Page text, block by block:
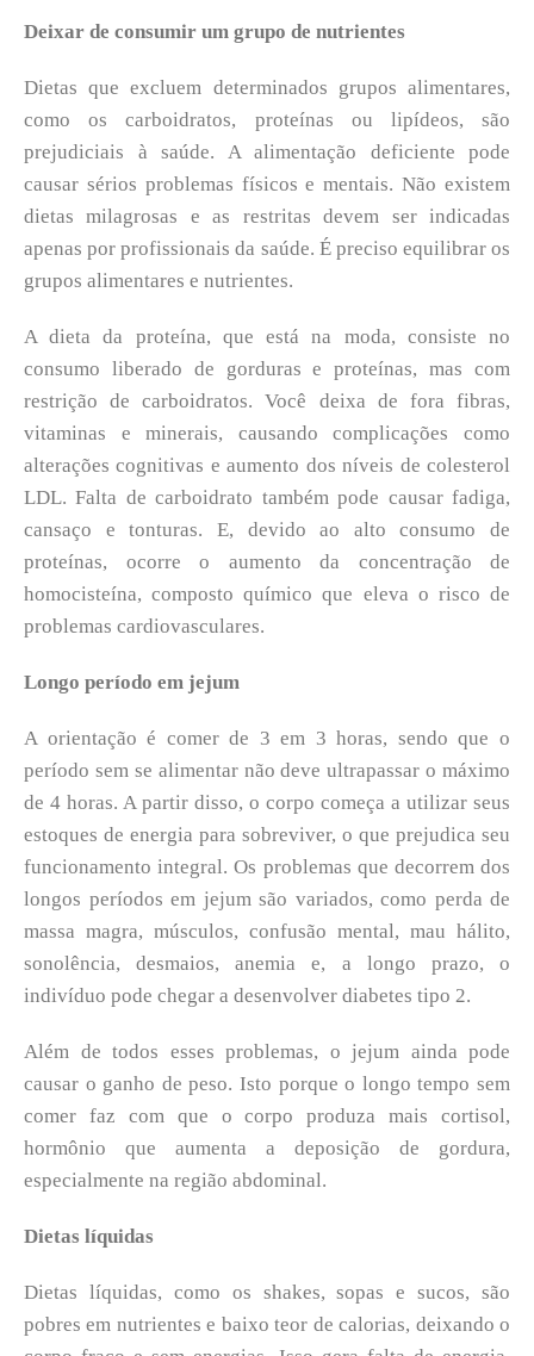
Deixar de consumir um grupo de nutrientes
Dietas que excluem determinados grupos alimentares,
como os carboidratos, proteínas ou lipídeos, são
prejudiciais à saúde. A alimentação deficiente pode
causar sérios problemas físicos e mentais. Não existem
dietas milagrosas e as restritas devem ser indicadas
apenas por profissionais da saúde. É preciso equilibrar os
grupos alimentares e nutrientes.
A dieta da proteína, que está na moda, consiste no
consumo liberado de gorduras e proteínas, mas com
restrição de carboidratos. Você deixa de fora fibras,
vitaminas e minerais, causando complicações como
alterações cognitivas e aumento dos níveis de colesterol
LDL. Falta de carboidrato também pode causar fadiga,
cansaço e tonturas. E, devido ao alto consumo de
proteínas, ocorre o aumento da concentração de
homocisteína, composto químico que eleva o risco de
problemas cardiovasculares.
Longo período em jejum
A orientação é comer de 3 em 3 horas, sendo que o
período sem se alimentar não deve ultrapassar o máximo
de 4 horas. A partir disso, o corpo começa a utilizar seus
estoques de energia para sobreviver, o que prejudica seu
funcionamento integral. Os problemas que decorrem dos
longos períodos em jejum são variados, como perda de
massa magra, músculos, confusão mental, mau hálito,
sonolência, desmaios, anemia e, a longo prazo, o
indivíduo pode chegar a desenvolver diabetes tipo 2.
Além de todos esses problemas, o jejum ainda pode
causar o ganho de peso. Isto porque o longo tempo sem
comer faz com que o corpo produza mais cortisol,
hormônio que aumenta a deposição de gordura,
especialmente na região abdominal.
Dietas líquidas
Dietas líquidas, como os shakes, sopas e sucos, são
pobres em nutrientes e baixo teor de calorias, deixando o